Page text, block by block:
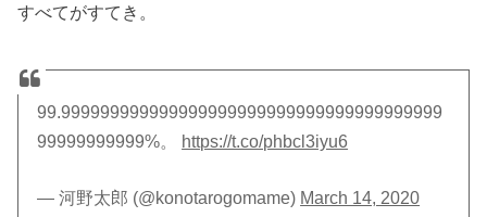
すべてがすてき。
99.999999999999999999999999999999999999999
99999999999%。
https://t.co/phbcl3iyu6
— 河野太郎 (@konotarogomame) March 14, 2020